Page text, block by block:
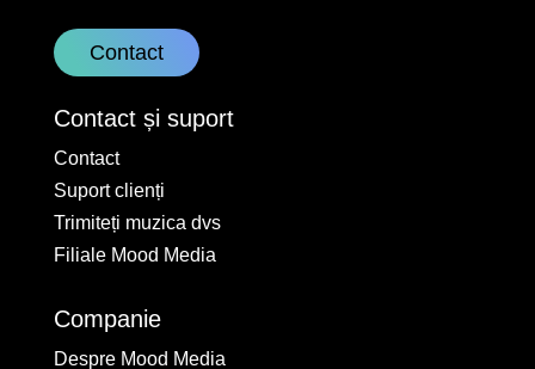
Contact
Contact și suport
Contact
Suport clienți
Trimiteți muzica dvs
Filiale Mood Media
Companie
Despre Mood Media